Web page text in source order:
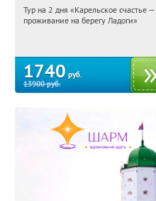
00:52:11 Купили:39
Тур на 2 дня «Карельское счастье —
проживание на берегу Ладоги»
1740 руб.
13900руб.